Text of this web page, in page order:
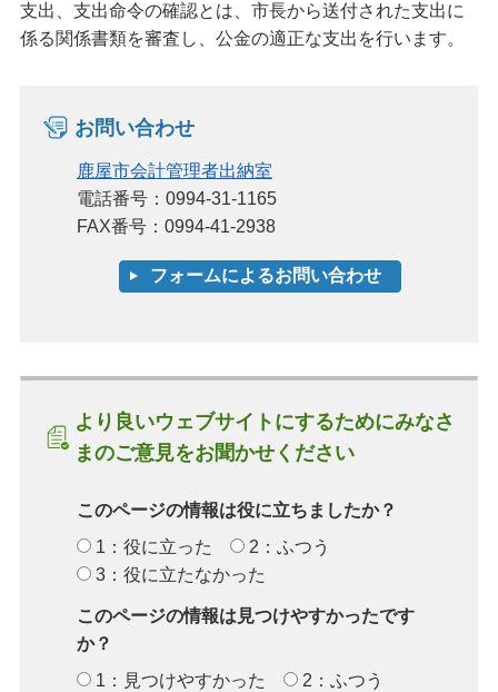
支出、支出命令の確認とは、市長から送付された支出に
係る関係書類を審査し、公金の適正な支出を行います。
お問い合わせ
鹿屋市会計管理者出納室
電話番号：0994-31-1165
FAX番号：0994-41-2938
より良いウェブサイトにするためにみなさ
まのご意見をお聞かせください
このページの情報は役に立ちましたか？
1：役に立った
2：ふつう
3：役に立たなかった
このページの情報は見つけやすかったです
か？
1：見つけやすかった
2：ふつう